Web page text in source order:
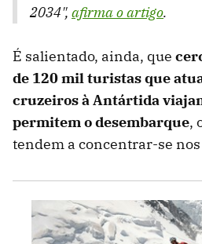
2034", afirma o artigo.
É salientado, ainda, que
de 120 mil turistas que
cruzeiros à Antártida
permitem o desembarque,
tendem a concentrar-se